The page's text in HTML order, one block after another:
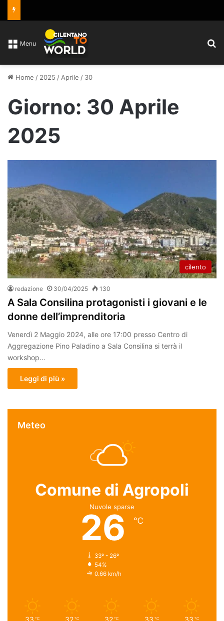
Menu
Home / 2025 / Aprile / 30
Giorno: 30 Aprile
2025
cilento
redazione 30/04/2025 130
A Sala Consilina protagonisti i giovani e le
donne dell’imprenditoria
Venerdì 2 Maggio 2024, alle ore 17:00 presso Centro di
Aggregazione Pino Paladino a Sala Consilina si terrà il
workshop…
Leggi di più »
Meteo
Comune di Agropoli
Nuvole sparse
26 ℃
33º - 26º
54%
0.66 km/h
33 ℃ 32 ℃ 32 ℃ 33 ℃ 33 ℃